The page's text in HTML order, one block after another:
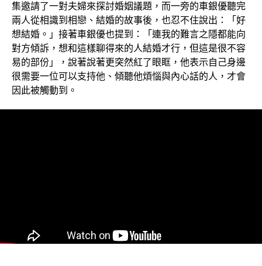
集邀請了一對夫婦來探討婚姻議題，而一旁的車銀優聽完
兩人從相識到相戀、結婚的故事後，也忍不住說出：「好
想結婚。」接著車銀優也提到：「連我的難言之隱都能向
對方傾訴，想和這樣聊得來的人結婚才行，但這是很不容
易的部份」，說著說著更突然紅了眼眶，他表示自己身邊
很需要一位可以支持他、傾聽他煩惱與內心話的人，才會
因此被觸動到。